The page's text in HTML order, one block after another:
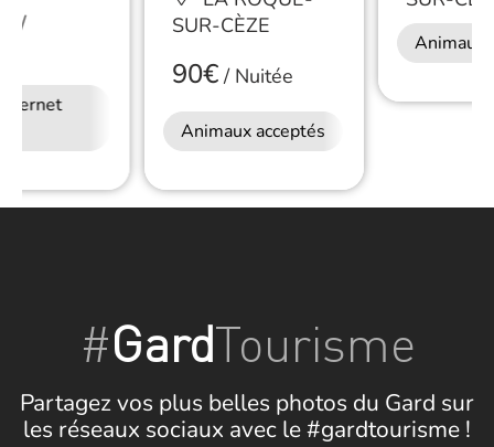
/
SUR-CÈZE
90€/Nuitée
Animaux acceptés
Animaux
#GardTourisme
Partagez vos plus belles photos du Gard sur
les réseaux sociaux avec le #gardtourisme !